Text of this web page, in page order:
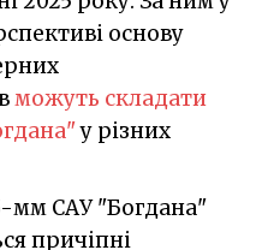
основу
можуть складати
у різних
мм САУ "Богдана"
причіпні